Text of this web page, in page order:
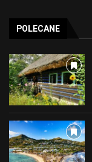
POLECANE